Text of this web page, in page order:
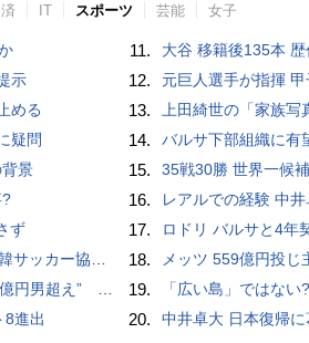
IT スポーツ 芸能 女子
示
める
疑問
景
ず
待”疑惑 韓国メディアが報道
」…見据える球団記録更新
8進出
11. 大谷 移籍後135本 歴
12. 元巨人選手が指揮
13. 上田綺世の「家族写
14. バルサ下部組織に有
15. 35戦30勝 世界一候
16. レアルでの経験 中
17. ロドリ バルサと4年
18. メッツ 559億円投じ
19. 「広い島」ではな
20. 中井卓大 日本復帰に